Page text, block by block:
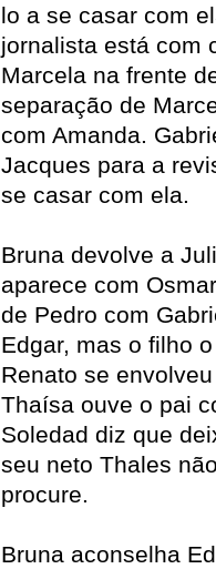
lo a se casar com
jornalista está com
Marcela na frente
separação de
com Amanda.
Jacques para a
se casar com ela.
Bruna devolve a
aparece com
de Pedro com
Edgar, mas o filho
Renato se
Thaísa ouve o pai
Soledad diz que
seu neto Thales
procure.
Bruna aconselha